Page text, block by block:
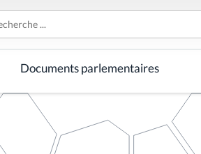
Documents parlementaires